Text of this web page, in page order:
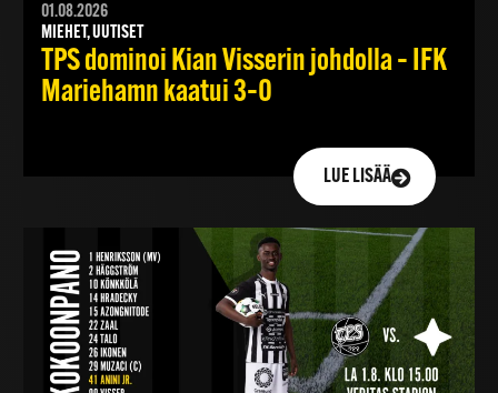
01.08.2026
MIEHET, UUTISET
TPS dominoi Kian Visserin johdolla – IFK
Mariehamn kaatui 3–0
LUE LISÄÄ